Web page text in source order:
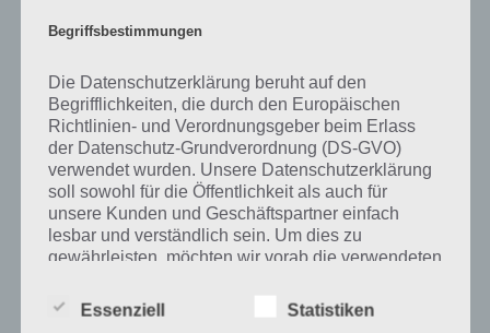
Mehr Artikel hier auf Touchportal
Begriffsbestimmungen
Die Datenschutzerklärung beruht auf den
Begrifflichkeiten, die durch den Europäischen
Richtlinien- und Verordnungsgeber beim Erlass
der Datenschutz-Grundverordnung (DS-GVO)
verwendet wurden. Unsere Datenschutzerklärung
soll sowohl für die Öffentlichkeit als auch für
unsere Kunden und Geschäftspartner einfach
lesbar und verständlich sein. Um dies zu
gewährleisten, möchten wir vorab die verwendeten
Wir verwenden in dieser Datenschutzerklärung
Essenziell Statistiken